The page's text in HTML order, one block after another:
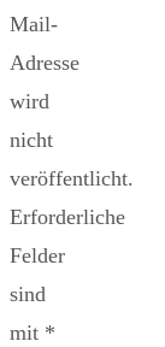
Mail-
Adresse
wird
nicht
veröffentlicht.
Erforderliche
Felder
sind
mit *